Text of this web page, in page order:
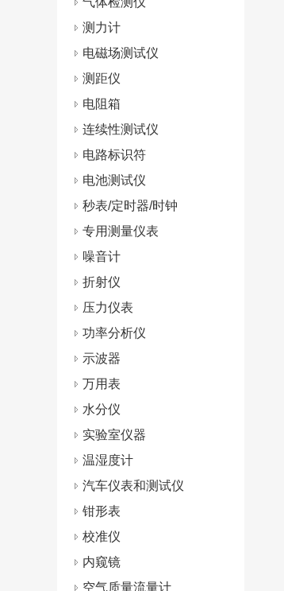
测力计
电磁场测试仪
测距仪
电阻箱
连续性测试仪
电路标识符
电池测试仪
秒表/定时器/时钟
专用测量仪表
噪音计
折射仪
压力仪表
功率分析仪
示波器
万用表
水分仪
实验室仪器
温湿度计
汽车仪表和测试仪
钳形表
校准仪
内窥镜
空气质量流量计